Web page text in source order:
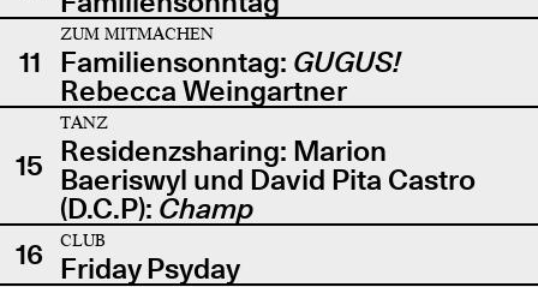
11
ZUM MITMACHEN
Familiensonntag: GUGUS!
Rebecca Weingartner
15
TANZ
Residenzsharing: Marion
Baeriswyl und David Pita Castro
(D.C.P): Champ
16
CLUB
Friday Psyday